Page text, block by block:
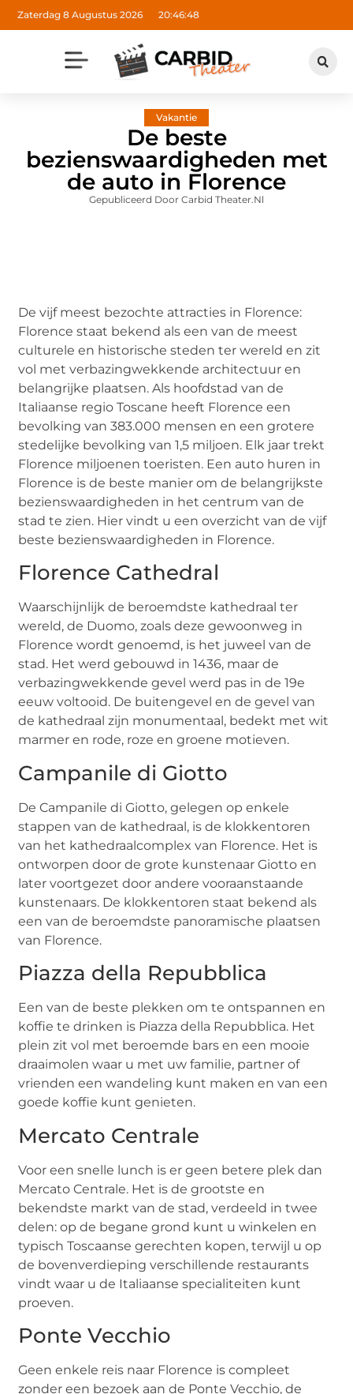
Zaterdag 8 Augustus 2026 20:46:49
Vakantie
De beste
bezienswaardigheden met
de auto in Florence
Gepubliceerd Door Carbid Theater.nl
De vijf meest bezochte attracties in Florence:
Florence staat bekend als een van de meest
culturele en historische steden ter wereld en zit
vol met verbazingwekkende architectuur en
belangrijke plaatsen. Als hoofdstad van de
Italiaanse regio Toscane heeft Florence een
bevolking van 383.000 mensen en een grotere
stedelijke bevolking van 1,5 miljoen. Elk jaar trekt
Florence miljoenen toeristen. Een auto huren in
Florence is de beste manier om de belangrijkste
bezienswaardigheden in het centrum van de
stad te zien. Hier vindt u een overzicht van de vijf
beste bezienswaardigheden in Florence.
Florence Cathedral
Waarschijnlijk de beroemdste kathedraal ter
wereld, de Duomo, zoals deze gewoonweg in
Florence wordt genoemd, is het juweel van de
stad. Het werd gebouwd in 1436, maar de
verbazingwekkende gevel werd pas in de 19e
eeuw voltooid. De buitengevel en de gevel van
de kathedraal zijn monumentaal, bedekt met wit
marmer en rode, roze en groene motieven.
Campanile di Giotto
De Campanile di Giotto, gelegen op enkele
stappen van de kathedraal, is de klokkentoren
van het kathedraalcomplex van Florence. Het is
ontworpen door de grote kunstenaar Giotto en
later voortgezet door andere vooraanstaande
kunstenaars. De klokkentoren staat bekend als
een van de beroemdste panoramische plaatsen
van Florence.
Piazza della Repubblica
Een van de beste plekken om te ontspannen en
koffie te drinken is Piazza della Repubblica. Het
plein zit vol met beroemde bars en een mooie
draaimolen waar u met uw familie, partner of
vrienden een wandeling kunt maken en van een
goede koffie kunt genieten.
Mercato Centrale
Voor een snelle lunch is er geen betere plek dan
Mercato Centrale. Het is de grootste en
bekendste markt van de stad, verdeeld in twee
delen: op de begane grond kunt u winkelen en
typisch Toscaanse gerechten kopen, terwijl u op
de bovenverdieping verschillende restaurants
vindt waar u de Italiaanse specialiteiten kunt
proeven.
Ponte Vecchio
Geen enkele reis naar Florence is compleet
zonder een bezoek aan de Ponte Vecchio, de